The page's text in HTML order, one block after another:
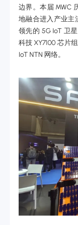
边界。本届 MWC
地融合进入产业主
领先的 5G IoT 卫
科技 XY7100 芯片
IoT NTN 网络。